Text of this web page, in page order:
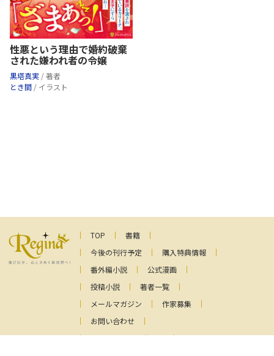
性悪という理由で婚約破棄
された嫌われ者の令嬢
黒塔真実 / 著者
とき間 / イラスト
TOP
書籍
今後の刊行予定
購入特典情報
番外編小説
公式漫画
投稿小説
著者一覧
メールマガジン
作家募集
お問い合わせ
ファンレターの送り先